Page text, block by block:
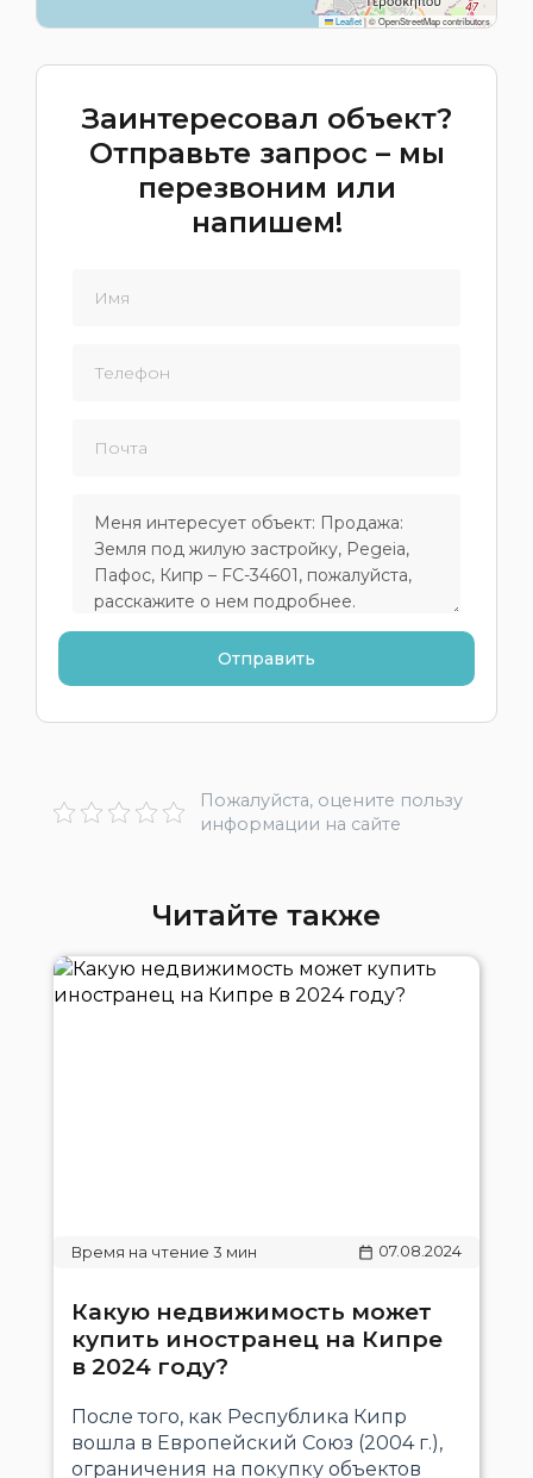
Leaflet|© OpenStreetMap contributors
Заинтересовал объект?
Отправьте запрос – мы
перезвоним или
напишем!
Пожалуйста, оцените пользу
информации на сайте
Читайте также
07.08.2024
Какую недвижимость может
купить иностранец на Кипре
в 2024 году?
После того, как Республика Кипр
вошла в Европейский Союз (2004 г.),
ограничения на покупку объектов